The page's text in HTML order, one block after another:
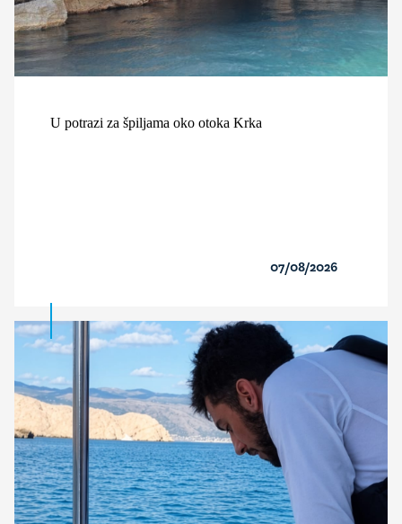
U potrazi za špiljama oko otoka Krka
07/08/2026